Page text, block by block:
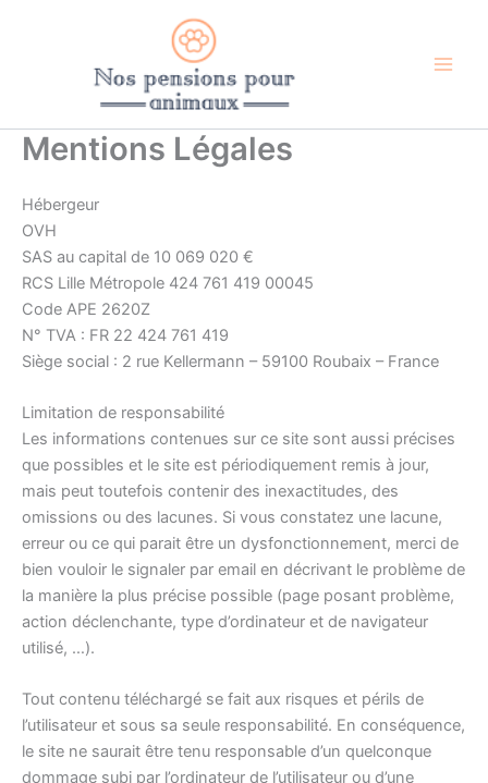
Mentions Légales
Hébergeur
OVH
SAS au capital de 10 069 020 €
RCS Lille Métropole 424 761 419 00045
Code APE 2620Z
N° TVA : FR 22 424 761 419
Siège social : 2 rue Kellermann – 59100 Roubaix – France
Limitation de responsabilité
Les informations contenues sur ce site sont aussi précises
que possibles et le site est périodiquement remis à jour,
mais peut toutefois contenir des inexactitudes, des
omissions ou des lacunes. Si vous constatez une lacune,
erreur ou ce qui parait être un dysfonctionnement, merci de
bien vouloir le signaler par email en décrivant le problème de
la manière la plus précise possible (page posant problème,
action déclenchante, type d’ordinateur et de navigateur
utilisé, …).
Tout contenu téléchargé se fait aux risques et périls de
l’utilisateur et sous sa seule responsabilité. En conséquence,
le site ne saurait être tenu responsable d’un quelconque
dommage subi par l’ordinateur de l’utilisateur ou d’une